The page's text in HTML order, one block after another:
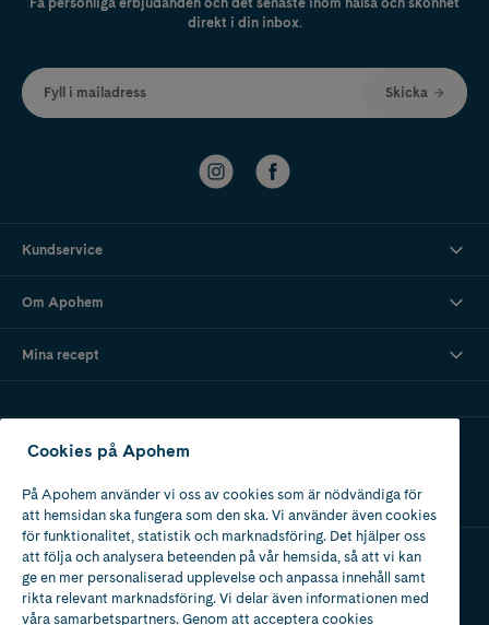
direkt i din inbox.
Fyll i mailadress Skicka
Kundservice
Om Apohem
Mina recept
Ladda ner vår app
Apotek med tillstånd
av Läkemedelsverket
Cookies på Apohem
På Apohem använder vi oss av cookies som är nödvändiga för
att hemsidan ska fungera som den ska. Vi använder även cookies
för funktionalitet, statistik och marknadsföring. Det hjälper oss
att följa och analysera beteenden på vår hemsida, så att vi kan
ge en mer personaliserad upplevelse och anpassa innehåll samt
rikta relevant marknadsföring. Vi delar även informationen med
våra samarbetspartners. Genom att acceptera cookies